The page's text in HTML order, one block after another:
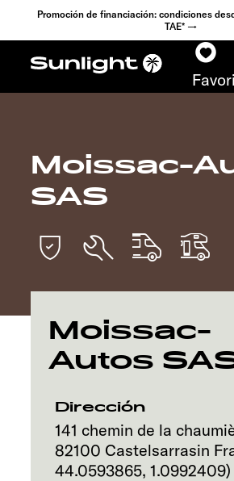
Promoción de financiación: condiciones
TAE* →
Modelos
Configurador
Encuentra tu
Búsqueda de
concesionarios
Descubrir
Servicio
Moissac-
SAS
Moissac-
Autos
Dirección
141 chemin de la
82100 Castelsarrasin
44.0593865, 1.0992409)